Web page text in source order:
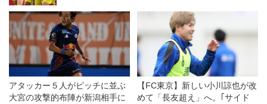
アタッカー５人がピッチに並ぶ
大宮の攻撃的布陣が新潟相手に
【FC東京】新しい小川諒也が改
めて「長友超え」へ。｢サイド